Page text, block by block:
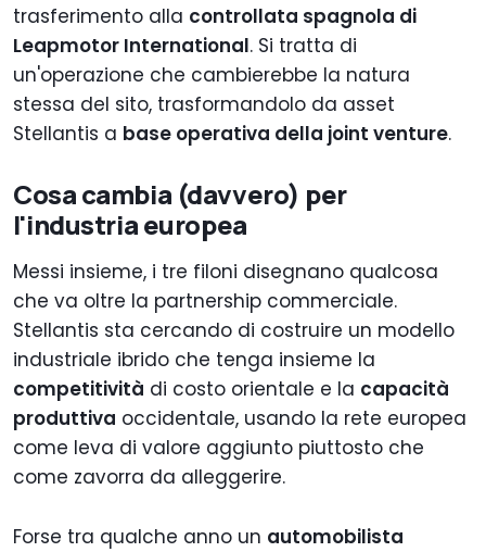
trasferimento alla controllata spagnola di
Leapmotor International. Si tratta di
un'operazione che cambierebbe la natura
stessa del sito, trasformandolo da asset
Stellantis a base operativa della joint venture.
Cosa cambia (davvero) per
l'industria europea
Messi insieme, i tre filoni disegnano qualcosa
che va oltre la partnership commerciale.
Stellantis sta cercando di costruire un modello
industriale ibrido che tenga insieme la
competitività di costo orientale e la capacità
produttiva occidentale, usando la rete europea
come leva di valore aggiunto piuttosto che
come zavorra da alleggerire.
Forse tra qualche anno un automobilista